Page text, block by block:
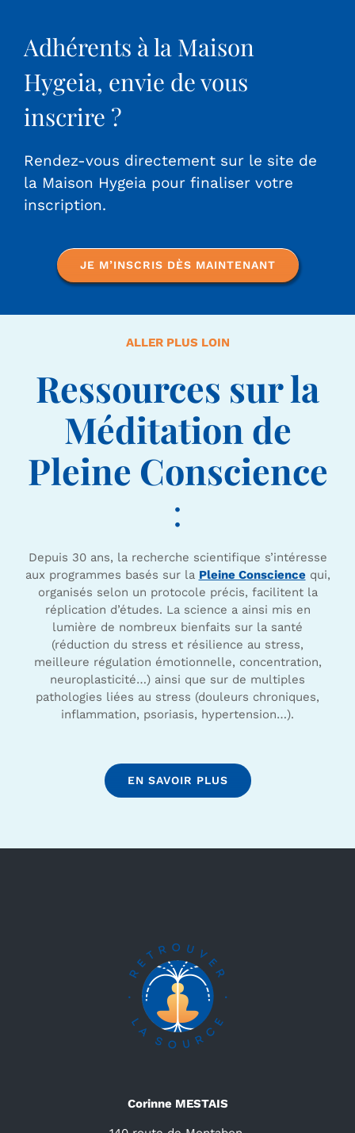
Adhérents à la Maison
Hygeia, envie de vous
inscrire ?
Rendez-vous directement sur le site de
la Maison Hygeia pour finaliser votre
inscription.
JE M’INSCRIS DÈS MAINTENANT
ALLER PLUS LOIN
Ressources sur la
Méditation de
Pleine Conscience
:
Depuis 30 ans, la recherche scientifique s’intéresse
aux programmes basés sur la Pleine Consciencequi,
organisés selon un protocole précis, facilitent la
réplication d’études. La science a ainsi mis en
lumière de nombreux bienfaits sur la santé
(réduction du stress et résilience au stress,
meilleure régulation émotionnelle, concentration,
neuroplasticité…) ainsi que sur de multiples
pathologies liées au stress (douleurs chroniques,
inflammation, psoriasis, hypertension…).
EN SAVOIR PLUS
Corinne MESTAIS